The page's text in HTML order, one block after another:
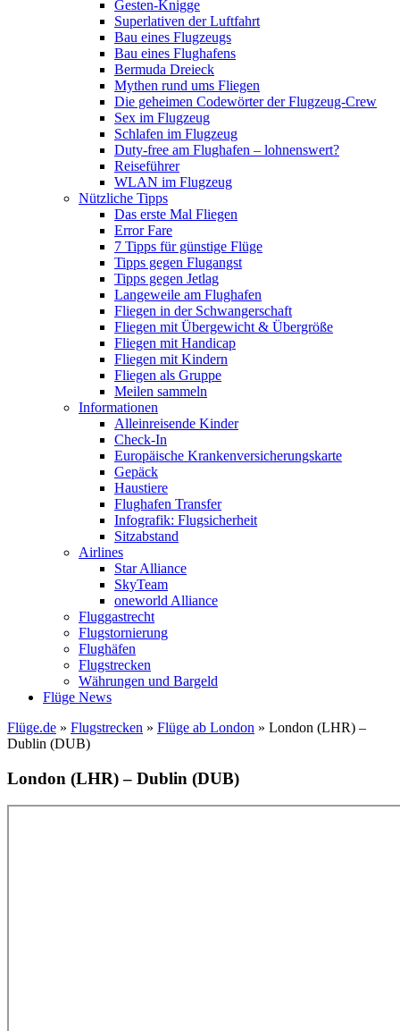
Gesten-Knigge
Superlativen der Luftfahrt
Bau eines Flugzeugs
Bau eines Flughafens
Bermuda Dreieck
Mythen rund ums Fliegen
Die geheimen Codewörter der Flugzeug-Crew
Sex im Flugzeug
Schlafen im Flugzeug
Duty-free am Flughafen – lohnenswert?
Reiseführer
WLAN im Flugzeug
Nützliche Tipps
Das erste Mal Fliegen
Error Fare
7 Tipps für günstige Flüge
Tipps gegen Flugangst
Tipps gegen Jetlag
Langeweile am Flughafen
Fliegen in der Schwangerschaft
Fliegen mit Übergewicht & Übergröße
Fliegen mit Handicap
Fliegen mit Kindern
Fliegen als Gruppe
Meilen sammeln
Informationen
Alleinreisende Kinder
Check-In
Europäische Krankenversicherungskarte
Gepäck
Haustiere
Flughafen Transfer
Infografik: Flugsicherheit
Sitzabstand
Airlines
Star Alliance
SkyTeam
oneworld Alliance
Fluggastrecht
Flugstornierung
Flughäfen
Flugstrecken
Währungen und Bargeld
Flüge News
Flüge.de » Flugstrecken » Flüge ab London » London (LHR) –
Dublin (DUB)
London (LHR) – Dublin (DUB)